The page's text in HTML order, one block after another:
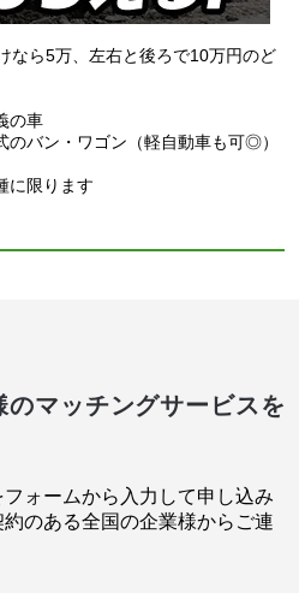
なら5万、左右と後ろで10万円のど
の車
バン・ワゴン（軽自動車も可◎）
に限ります
マッチングサービスを
ォームから入力して申し込み
のある全国の企業様からご連